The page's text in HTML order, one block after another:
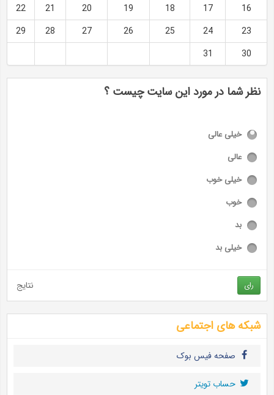
16
17
18
19
20
21
22
23
24
25
26
27
28
29
30
31
نظر شما در مورد این سایت چیست ؟
خیلی عالی
عالی
خیلی خوب
خوب
بد
خیلی بد
رای نتایج
شبکه های اجتماعی
صفحه فیس بوک
حساب تويتر